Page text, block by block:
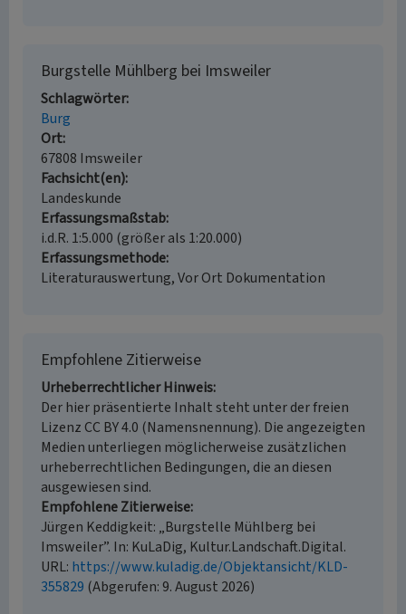
Burgstelle Mühlberg bei Imsweiler
Schlagwörter
Burg
Ort
67808 Imsweiler
Fachsicht(en)
Landeskunde
Erfassungsmaßstab
i.d.R. 1:5.000 (größer als 1:20.000)
Erfassungsmethode
Literaturauswertung, Vor Ort Dokumentation
Empfohlene Zitierweise
Urheberrechtlicher Hinweis
Der hier präsentierte Inhalt steht unter der freien
Lizenz CC BY 4.0 (Namensnennung). Die angezeigten
Medien unterliegen möglicherweise zusätzlichen
urheberrechtlichen Bedingungen, die an diesen
ausgewiesen sind.
Empfohlene Zitierweise
Jürgen Keddigkeit: „Burgstelle Mühlberg bei
Imsweiler”. In: KuLaDig, Kultur.Landschaft.Digital.
URL: https://www.kuladig.de/Objektansicht/KLD-
355829 (Abgerufen: 9. August 2026)